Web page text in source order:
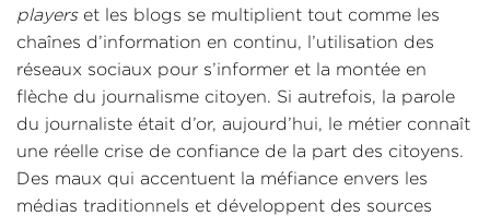
players et les blogs se multiplient tout comme les
chaînes d’information en continu, l’utilisation des
réseaux sociaux pour s’informer et la montée en
flèche du journalisme citoyen. Si autrefois, la parole
du journaliste était d’or, aujourd’hui, le métier connaît
une réelle crise de confiance de la part des citoyens.
Des maux qui accentuent la méfiance envers les
médias traditionnels et développent des sources